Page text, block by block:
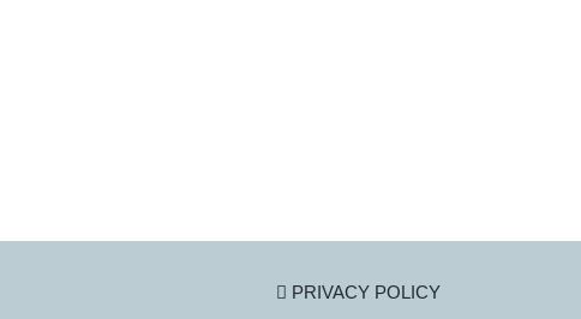
PRIVACY POLICY